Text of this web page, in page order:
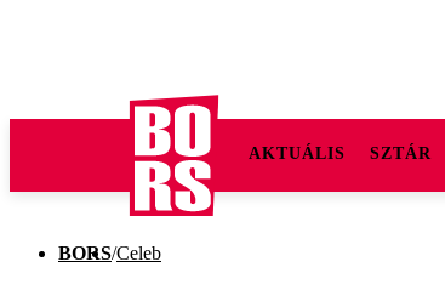
AKTUÁLIS SZTÁR
BORS/Celeb